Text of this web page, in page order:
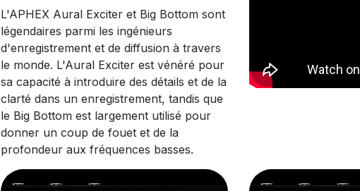
L'APHEX Aural Exciter et Big Bottom sont
légendaires parmi les ingénieurs
d'enregistrement et de diffusion à travers
le monde. L'Aural Exciter est vénéré pour
sa capacité à introduire des détails et de la
clarté dans un enregistrement, tandis que
le Big Bottom est largement utilisé pour
donner un coup de fouet et de la
profondeur aux fréquences basses.